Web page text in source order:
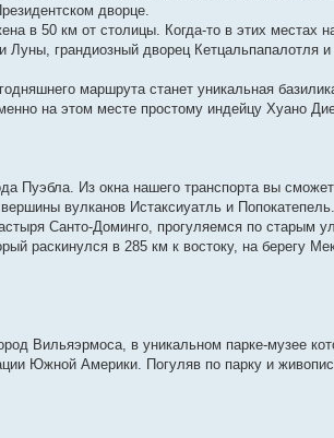
дворце.
в 50 км от столицы. Когда-то в этих местах
Луны, грандиозный дворец Кетцальпапалотля
маршрута станет уникальная
на этом месте простому индейцу Хуано
Пуэбла. Из окна нашего транспорта вы
вулканов Истаксиуатль и Попокатепель.
Санто-Доминго, прогуляемся по старым
раскинулся в 285 км к востоку, на берегу
Вильяэрмоса, в уникальном парке-музее
Южной Америки. Погуляв по парку и